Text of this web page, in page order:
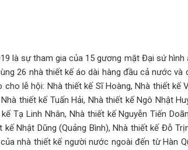
mua HONOR 600
giữa tâm hồn và
chương về “Ngẫm
là sự tham gia của 15 gương mặt Đại sứ hình
26 nhà thiết kế áo dài hàng đầu cả nước và
lễ hội: Nhà thiết kế Sĩ Hoàng, Nhà thiết kế
thiết kế Tuấn Hải, Nhà thiết kế Ngô Nhật
Tạ Linh Nhân, Nhà thiết kế Nguyễn Tiến
Nhật Dũng (Quảng Bình), Nhà thiết kế Đỗ
nhà thiết kế người nước ngoài đến từ Hàn